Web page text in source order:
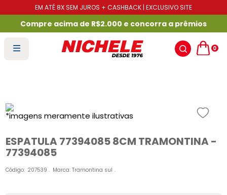
EM ATÉ 8X SEM JUROS + CASHBACK | EXCLUSIVO SITE
Compre acima de R$2.000 e concorra a prêmios
0
ESPATULA 77394085 8CM TRAMONTINA -
77394085
Código: 207539 Marca:Tramontina sul